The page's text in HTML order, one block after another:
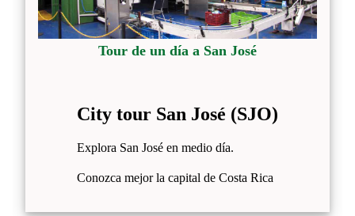
Tour de un día a San José
City tour San José (SJO)
Explora San José en medio día.
Conozca mejor la capital de Costa Rica